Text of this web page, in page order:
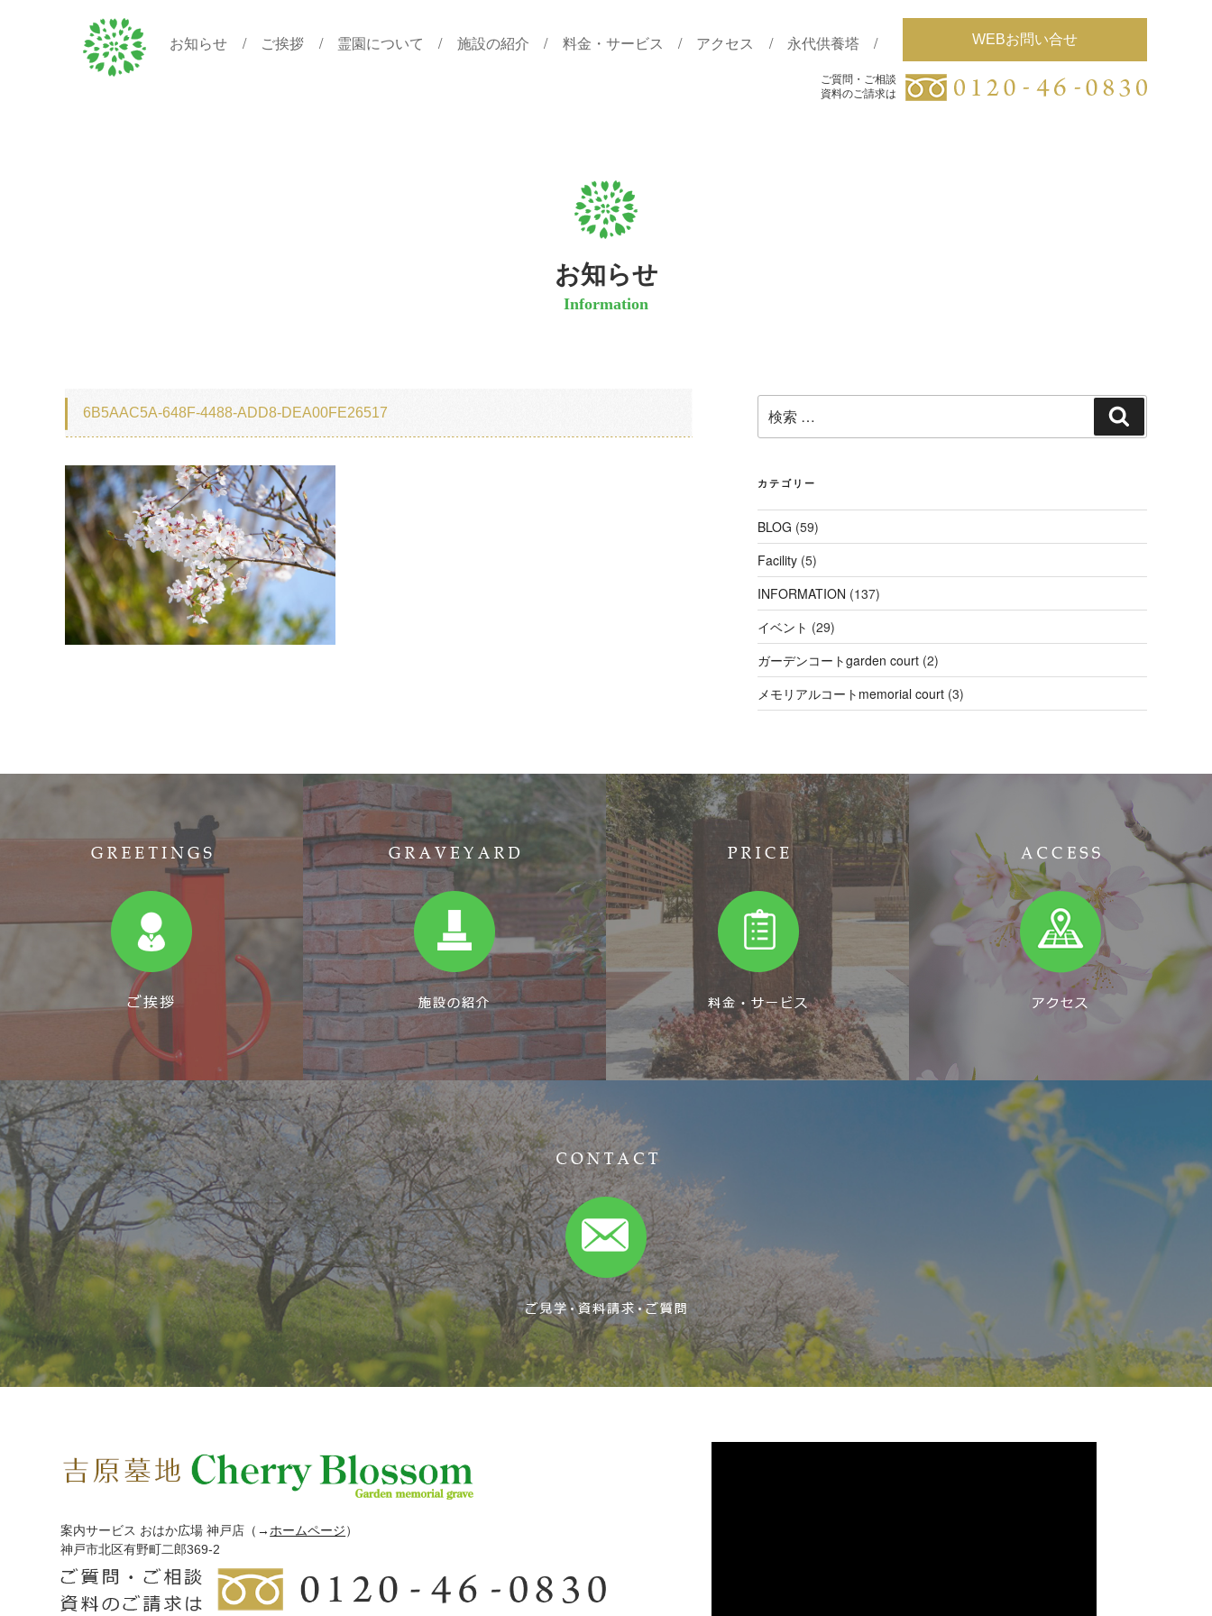
お知らせ ご挨拶 霊園について 施設の紹介 料金・サービス アクセス 永代供養塔 WEBお問い合せ
ご質問・ご相談
資料のご請求は
ご質問・ご相談
資料のご請求は
お知らせ
Information
6B5AAC5A-648F-4488-ADD8-DEA00FE26517
索:
索
カテゴリー
BLOG (59)
Facility (5)
INFORMATION (137)
イベント (29)
ガーデンコートgarden court (2)
メモリアルコートmemorial court (3)
案内サービス おはか広場 神戸店 （→ホームページ）
神戸市北区有野町二郎369-2